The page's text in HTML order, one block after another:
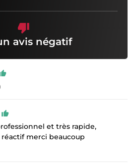
avis négatif
et très rapide,
merci beaucoup